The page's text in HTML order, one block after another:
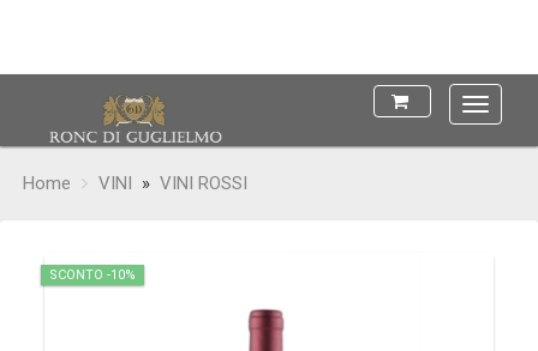
Main
Menu
Home VINI » VINI ROSSI
SCONTO -10%